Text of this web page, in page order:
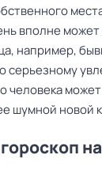
вполне
например,
серьезному
человека может
шумной новой